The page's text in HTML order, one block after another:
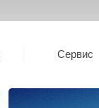
Сервис